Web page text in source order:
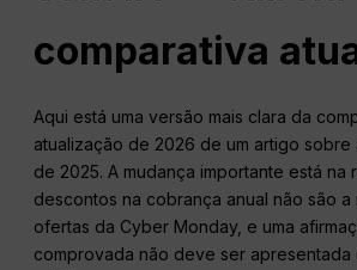
comparativa
Aqui está uma versão mais clara da
atualização de 2026 de um artigo
de 2025. A mudança importante está na
descontos na cobrança anual não são a
ofertas da Cyber Monday, e uma
comprovada não deve ser apresentada